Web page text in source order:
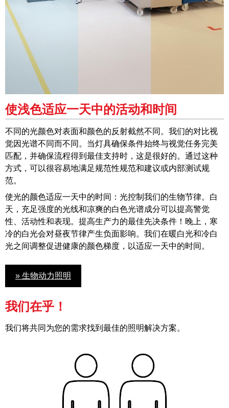
使浅色适应一天中的活动和时间
不同的光颜色对表面和颜色的反射截然不同。我们的对比视
觉因光谱不同而不同。当灯具确保条件始终与视觉任务完美
匹配，并确保流程得到最佳支持时，这是很好的。通过这种
方式，可以很容易地满足规范性规范和建议或内部测试规
范。
使光的颜色适应一天中的时间：光控制我们的生物节律。白
天，充足强度的光线和凉爽的白色光谱成分可以提高警觉
性、活动性和表现。提高生产力的最佳先决条件！晚上，寒
冷的白光会对昼夜节律产生负面影响。我们在暖白光和冷白
光之间调整促进健康的颜色梯度，以适应一天中的时间。
» 生物动力照明
我们在乎！
我们将共同为您的需求找到最佳的照明解决方案。